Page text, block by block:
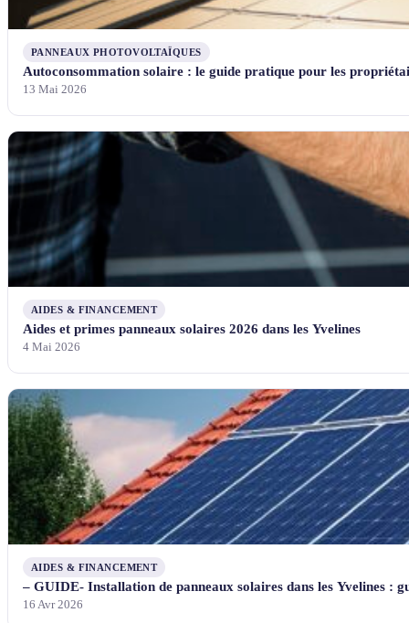
PANNEAUX PHOTOVOLTAÏQUES
Autoconsommation solaire : le guide pratique pour les
13 Mai 2026
AIDES & FINANCEMENT
Aides et primes panneaux solaires 2026 dans les Yvelines
4 Mai 2026
AIDES & FINANCEMENT
– GUIDE- Installation de panneaux solaires dans les Yvelines :
16 Avr 2026